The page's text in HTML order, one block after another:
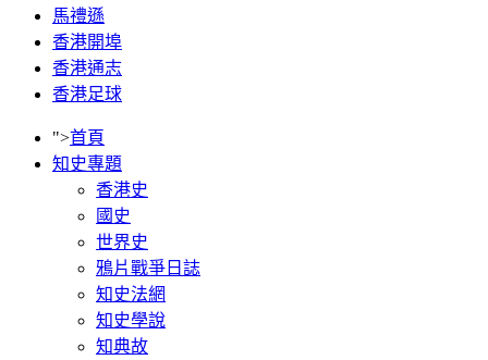
馬禮遜
香港開埠
香港通志
香港足球
">首頁
知史專題
香港史
國史
世界史
鴉片戰爭日誌
知史法網
知史學說
知典故